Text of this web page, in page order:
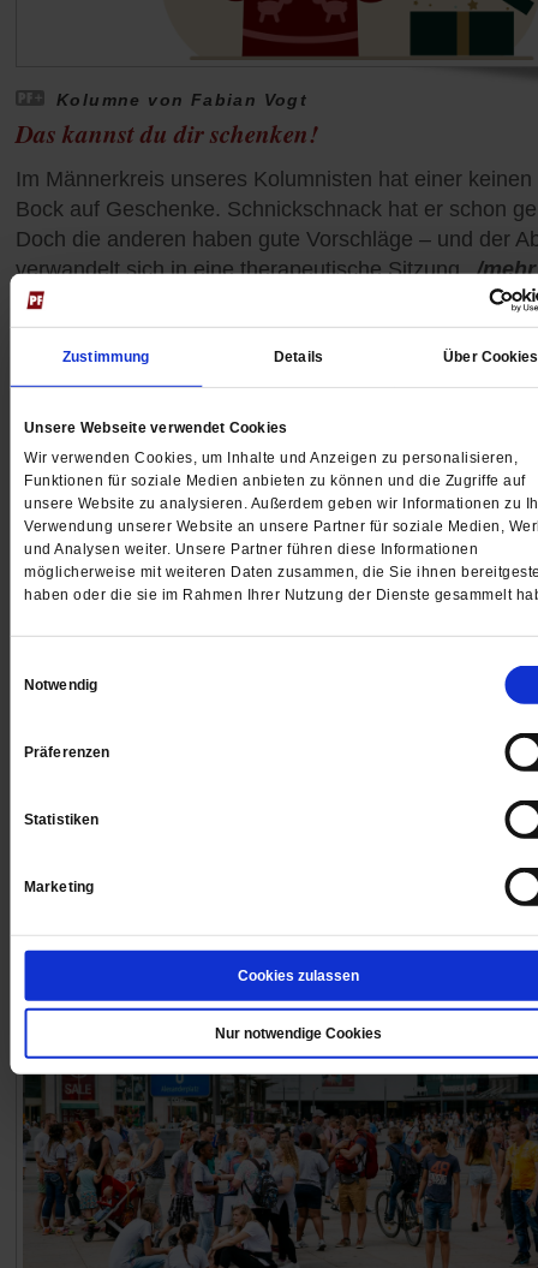
Zustimmung Details Über Cookies
Unsere Webseite verwendet Cookies
Wir verwenden Cookies, um Inhalte und Anzeigen zu personalisieren,
Funktionen für soziale Medien anbieten zu können und die Zugriffe auf
unsere Website zu analysieren. Außerdem geben wir Informationen zu
Verwendung unserer Website an unsere Partner für soziale Medien,
und Analysen weiter. Unsere Partner führen diese Informationen
möglicherweise mit weiteren Daten zusammen, die Sie ihnen
haben oder die sie im Rahmen Ihrer Nutzung der Dienste gesammelt
Notwendig
Präferenzen
Statistiken
Marketing
Cookies zulassen
Nur notwendige Cookies
Kolumne von Fabian Vogt
Das kannst du dir schenken!
Im Männerkreis unseres Kolumnisten hat einer keinen
Bock auf Geschenke. Schnickschnack hat er schon
Doch die anderen haben gute Vorschläge – und der
verwandelt sich in eine therapeutische Sitzung. /mehr
Die Bilder im Kopf des Kanzlers
verantwortungslos und hilft nur den Rechten. Es
Antifaschismus, der zum Gründungsimpuls der Union
vonAndreas Püttmann